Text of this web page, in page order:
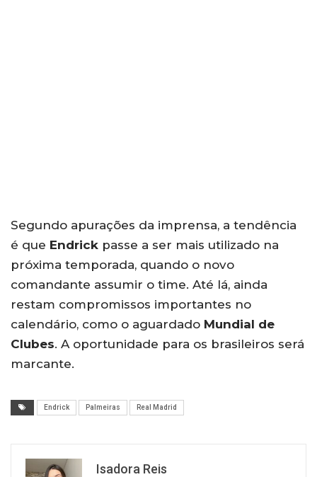
Segundo apurações da imprensa, a tendência
é que Endrick passe a ser mais utilizado na
próxima temporada, quando o novo
comandante assumir o time. Até lá, ainda
restam compromissos importantes no
calendário, como o aguardado Mundial de
Clubes. A oportunidade para os brasileiros será
marcante.
Endrick Palmeiras Real Madrid
Isadora Reis